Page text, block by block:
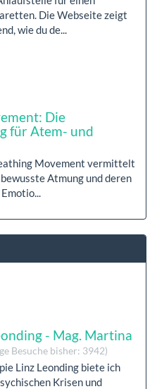
Die Webseite zeigt
wie du de...
Die
für Atem- und
Movement vermittelt
Atmung und deren
- Mag. Martina
Besuche bisher: 3942)
Linz Leonding biete ich
Krisen und